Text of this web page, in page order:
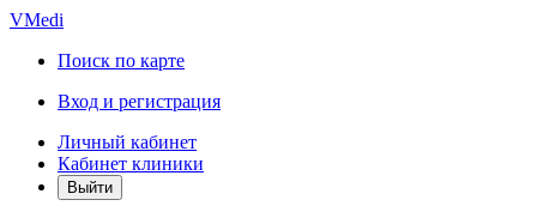
VMedi
Поиск по карте
Вход и регистрация
Личный кабинет
Кабинет клиники